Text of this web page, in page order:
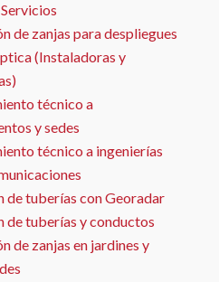
de zanjas para despliegues
(Instaladoras y
técnico a
y sedes
técnico a ingenierías
de tuberías con Georadar
de tuberías y conductos
de zanjas en jardines y